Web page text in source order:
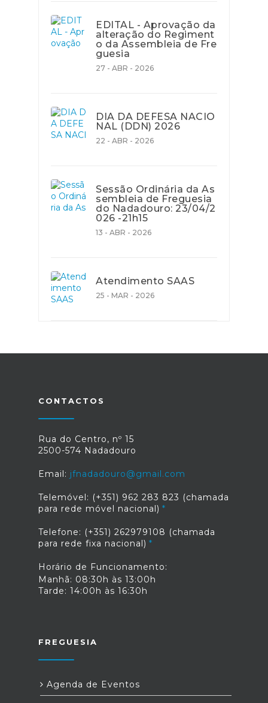
EDITAL - Aprovação da
alteração do Regiment
o da Assembleia de Fre
guesia
27 - ABR - 2026
DIA DA DEFESA NACIO
NAL (DDN) 2026
22 - ABR - 2026
Sessão Ordinária da As
sembleia de Freguesia
do Nadadouro: 23/04/2
026 -21h15
13 - ABR - 2026
Atendimento SAAS
25 - MAR - 2026
CONTACTOS
Rua do Centro, nº 15
2500-574 Nadadouro
Email: jfnadadouro@gmail.com
Telemóvel: (+351) 962 283 823 (chamada
para rede móvel nacional)
Telefone: (+351) 262979108 (chamada
para rede fixa nacional)
Horário de Funcionamento:
Manhã: 08:30h às 13:00h
Tarde: 14:00h às 16:30h
FREGUESIA
Agenda de Eventos